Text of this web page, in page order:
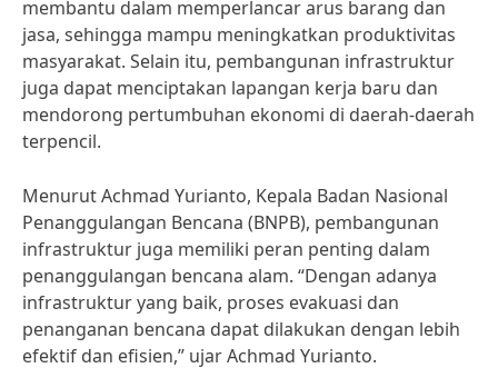
membantu dalam memperlancar arus barang dan
jasa, sehingga mampu meningkatkan produktivitas
masyarakat. Selain itu, pembangunan infrastruktur
juga dapat menciptakan lapangan kerja baru dan
mendorong pertumbuhan ekonomi di daerah-daerah
terpencil.
Menurut Achmad Yurianto, Kepala Badan Nasional
Penanggulangan Bencana (BNPB), pembangunan
infrastruktur juga memiliki peran penting dalam
penanggulangan bencana alam. “Dengan adanya
infrastruktur yang baik, proses evakuasi dan
penanganan bencana dapat dilakukan dengan lebih
efektif dan efisien,” ujar Achmad Yurianto.